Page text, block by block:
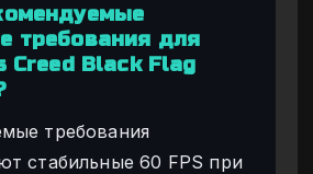
требования для
Creed Black Flag
требования
стабильные 60 FPS при